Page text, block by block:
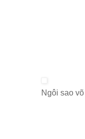
Ngôi sao